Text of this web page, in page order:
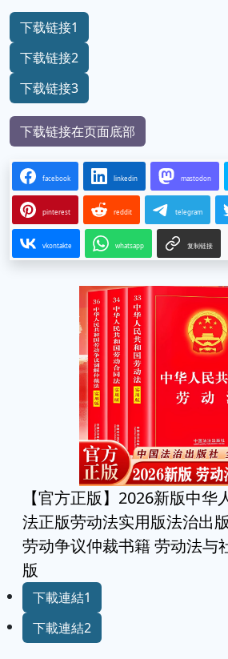
下载链接1
下载链接2
下载链接3
下载链接在页面底部
facebook linkedin mastodon
pinterest reddit telegram
vkontakte whatsapp 复制链接
【官方正版】2026新版中华
法正版劳动法实用版法治出
劳动争议仲裁书籍 劳动法与
版
下載連結1
下載連結2